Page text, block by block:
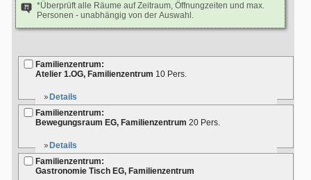
*Überprüft alle Räume auf Zeitraum, Öffnungzeiten und max.
Personen - unabhängig von der Auswahl.
Familienzentrum:
Atelier 1.OG, Familienzentrum 10 Pers.
Details
Familienzentrum:
Bewegungsraum EG, Familienzentrum 20 Pers.
Details
Familienzentrum:
Gastronomie Tisch EG, Familienzentrum